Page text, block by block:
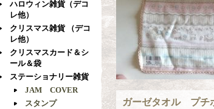
ハロウィン雑貨（デコ
レ他）
クリスマス雑貨 （デコ
レ他）
クリスマスカード＆シ
ール＆袋
ステーショナリー雑貨
JAM COVER
スタンプ
ガーゼタオル プチ